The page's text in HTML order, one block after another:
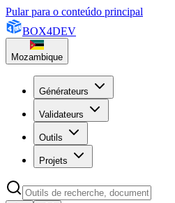
Pular para o conteúdo principal
BOX4DEV
Mozambique
Générateurs
Validateurs
Outils
Projets